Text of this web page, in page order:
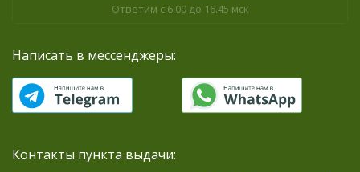
Ответим с 6.00 до 16.45 мск
Написать в мессенджеры:
Контакты пункта выдачи: